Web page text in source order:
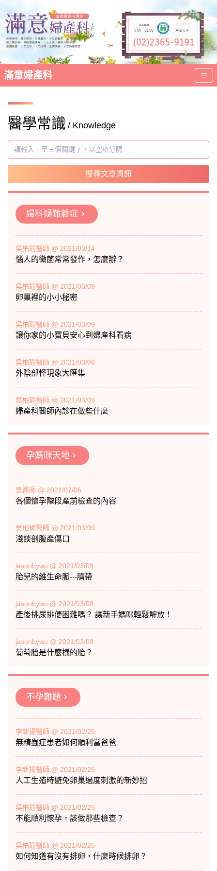
滿意婦產科
醫學常識 / Knowledge
搜尋文章資訊
婦科疑難雜症 chevron_right
吳柏瑜醫師 @ 2021/03/14
惱人的黴菌常常發作，怎麼辦？
吳柏瑜醫師 @ 2021/03/09
卵巢裡的小小秘密
吳柏瑜醫師 @ 2021/03/09
讓你家的小寶貝安心到婦產科看病
吳柏瑜醫師 @ 2021/03/09
外陰部怪現象大匯集
吳柏瑜醫師 @ 2021/03/09
婦產科醫師內診在做些什麼
孕媽咪天地 chevron_right
吳醫師 @ 2021/07/06
各個懷孕階段產前檢查的內容
吳柏瑜醫師 @ 2021/03/09
淺談剖腹產傷口
jasonbywu @ 2021/03/08
胎兒的維生命脈---臍帶
jasonbywu @ 2021/03/08
產後排尿排便困難嗎？ 讓新手媽咪輕鬆解放！
jasonbywu @ 2021/03/08
葡萄胎是什麼樣的胎？
不孕難題 chevron_right
李新揚醫師 @ 2021/02/25
無精蟲症患者如何順利當爸爸
李新揚醫師 @ 2021/02/25
人工生殖時避免卵巢過度刺激的新妙招
吳柏瑜醫師 @ 2021/02/25
不能順利懷孕，該做那些檢查？
吳柏瑜醫師 @ 2021/02/25
如何知道有沒有排卵，什麼時候排卵？